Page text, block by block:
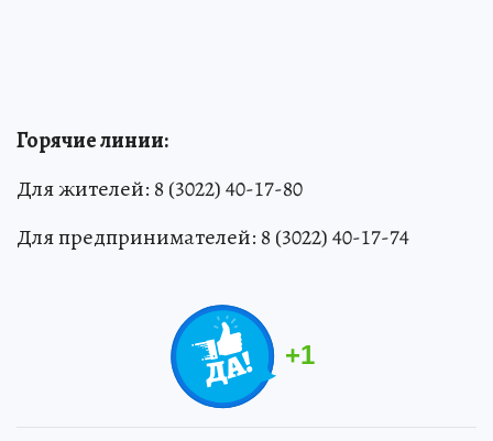
Горячие линии:
Для жителей: 8 (3022) 40-17-80
Для предпринимателей: 8 (3022) 40-17-74
+1